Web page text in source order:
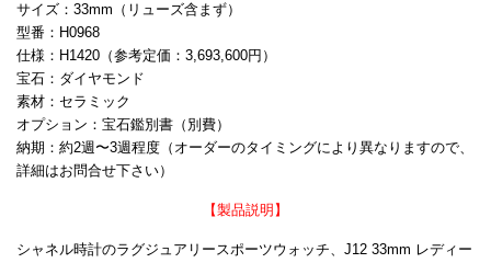
サイズ：33mm（リューズ含まず）
型番：H0968
仕様：H1420（参考定価：3,693,600円）
宝石：ダイヤモンド
素材：セラミック
オプション：宝石鑑別書（別費）
納期：約2週〜3週程度（オーダーのタイミングにより異なりますので、
詳細はお問合せ下さい）
【製品説明】
シャネル時計のラグジュアリースポーツウォッチ、J12 33mm レディー